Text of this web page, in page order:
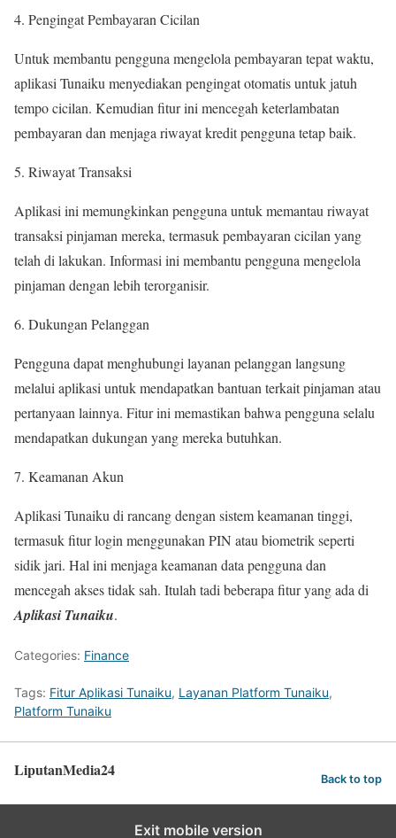
Pengingat Pembayaran Cicilan
Untuk membantu pengguna mengelola pembayaran tepat waktu,
aplikasi Tunaiku menyediakan pengingat otomatis untuk jatuh
tempo cicilan. Kemudian fitur ini mencegah keterlambatan
pembayaran dan menjaga riwayat kredit pengguna tetap baik.
Riwayat Transaksi
Aplikasi ini memungkinkan pengguna untuk memantau riwayat
transaksi pinjaman mereka, termasuk pembayaran cicilan yang
telah di lakukan. Informasi ini membantu pengguna mengelola
pinjaman dengan lebih terorganisir.
Dukungan Pelanggan
Pengguna dapat menghubungi layanan pelanggan langsung
melalui aplikasi untuk mendapatkan bantuan terkait pinjaman atau
pertanyaan lainnya. Fitur ini memastikan bahwa pengguna selalu
mendapatkan dukungan yang mereka butuhkan.
Keamanan Akun
Aplikasi Tunaiku di rancang dengan sistem keamanan tinggi,
termasuk fitur login menggunakan PIN atau biometrik seperti
sidik jari. Hal ini menjaga keamanan data pengguna dan
mencegah akses tidak sah. Itulah tadi beberapa fitur yang ada di
Aplikasi Tunaiku.
Categories: Finance
Tags: Fitur Aplikasi Tunaiku, Layanan Platform Tunaiku,
Platform Tunaiku
LiputanMedia24 Back to top
Exit mobile version